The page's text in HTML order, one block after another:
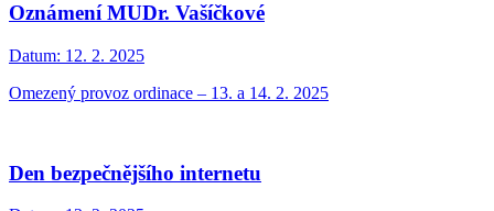
Oznámení MUDr. Vašíčkové
Datum: 12. 2. 2025
Omezený provoz ordinace – 13. a 14. 2. 2025
Den bezpečnějšího internetu